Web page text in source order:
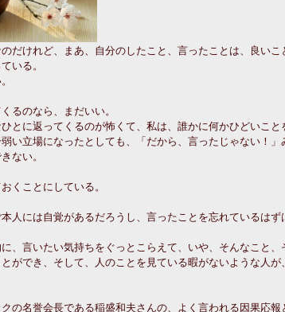
だけれど、まあ、自分のしたこと、言ったことは、良い
いる。
るのなら、まだいい。
とに返ってくるのが怖くて、私は、誰かに何かひどいこ
い立場になったとしても、「だから、言ったじゃない！
ない。
くことにしている。
人には自覚があるだろうし、言ったことを忘れているはず
、言いたい気持ちをぐっとこらえて、いや、そんなこと
ができ、そして、人のことを見ている暇がないような人
の名誉会長である稲盛和夫さんの、よく言われる因果応報